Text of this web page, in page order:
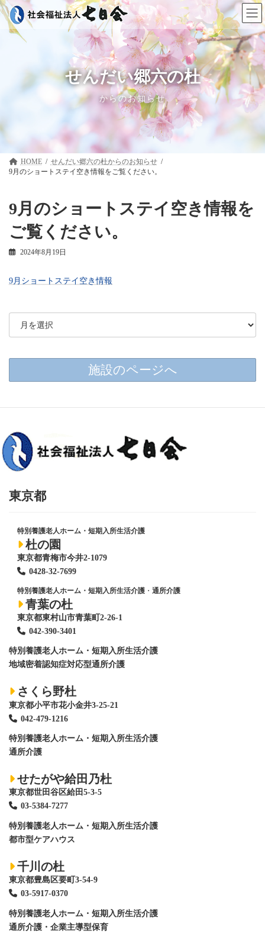
コ
ン
ナ
ビ
せんだい郷六の杜
からのお知らせ
HOME
せんだい郷六の杜
9月のショートステイ空き情報をご覧ください。
9月のショートステイ空き情報を
ご覧ください。
2024年8月19日
9月ショートステイ空き情報
施設のページへ
東京都
特別養護老人ホーム・短期入所生活介護
杜の園
東京都青梅市今井2-1079
0428-32-7699
特別養護老人ホーム・短期入所生活介護 ・ 通所介護
青葉の杜
東京都東村山市青葉町2-26-1
042-390-3401
特別養護老人ホーム ・短期入所生活介護
地域密着認知症対応型通所介護
さくら野杜
東京都小平市花小金井3-25-21
042-479-1216
特別養護老人ホーム ・短期入所生活介護
通所介護
せたがや給田乃杜
東京都世田谷区給田5-3-5
03-5384-7277
特別養護老人ホーム ・短期入所生活介護
都市型ケアハウス
千川の杜
東京都豊島区要町3-54-9
03-5917-0370
特別養護老人ホーム ・短期入所生活介護
通所介護・企業主導型保育